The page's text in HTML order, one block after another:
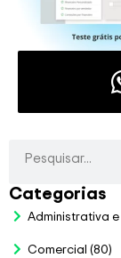
Categorias
Administrativa
Comercial (80)